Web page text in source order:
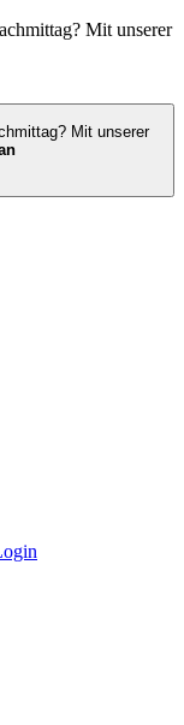
Mit unserer
Mit unserer